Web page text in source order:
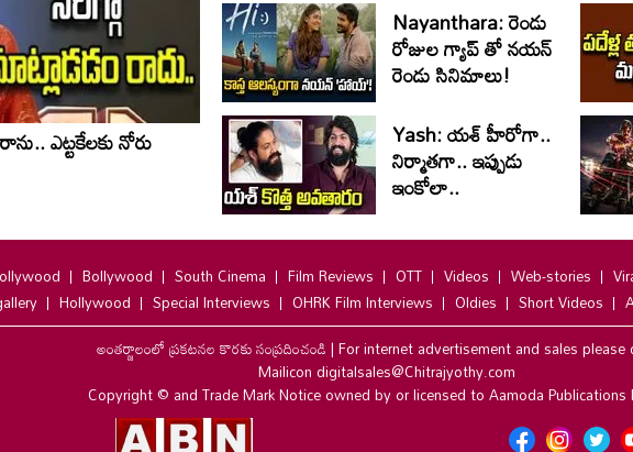
ఎట్టకేలకు నోరు
Nayanthara: రెండు
రోజుల గ్యాప్ తో నయన్
రెండు సినిమాలు!
Yash: యశ్ హీరోగా..
నిర్మాతగా.. ఇప్పుడు
ఇంకోలా..
Bollywood South Cinema Film Reviews OTT Videos Web-stories
Hollywood Special Interviews OHRK Film Interviews Oldies Short Videos
అంతర్జాలంలో ప్రకటనల కొరకు సంప్రదించండి|For internet advertisement and sales please
Mailicon digitalsales@Chitrajyothy.com
Copyright © and Trade Mark Notice owned by or licensed to Aamoda Publications